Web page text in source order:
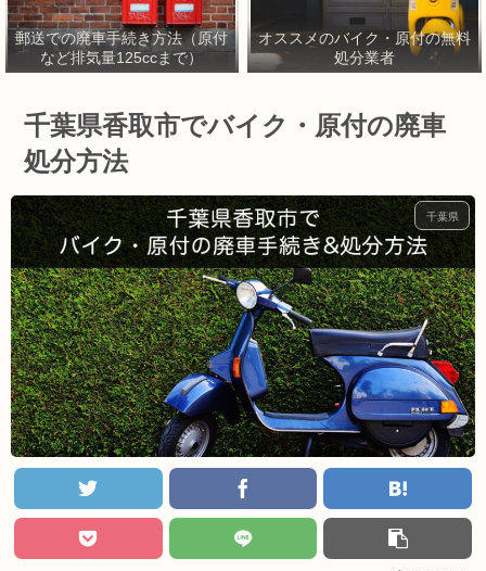
郵送での廃車手続き方法（原付
など排気量125ccまで）
オススメのバイク・原付の無料
処分業者
千葉県香取市でバイク・原付の廃車
処分方法
千葉県